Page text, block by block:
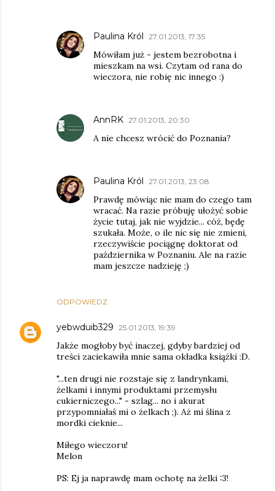
ODPOWIEDZ
Paulina Król 27.01.2013, 17:35
Mówiłam już - jestem bezrobotna i
mieszkam na wsi. Czytam od rana do
wieczora, nie robię nic innego :)
AnnRK 27.01.2013, 20:30
A nie chcesz wrócić do Poznania?
Paulina Król 27.01.2013, 23:08
Prawdę mówiąc nie mam do czego tam
wracać. Na razie próbuję ułożyć sobie
życie tutaj, jak nie wyjdzie... cóż, będę
szukała. Może, o ile nic się nie zmieni,
rzeczywiście pociągnę doktorat od
października w Poznaniu. Ale na razie
mam jeszcze nadzieję ;)
yebwduib329 25.01.2013, 19:39
Jakże mogłoby być inaczej, gdyby bardziej od
treści zaciekawiła mnie sama okładka książki :D.
"...ten drugi nie rozstaje się z landrynkami,
żelkami i innymi produktami przemysłu
cukierniczego..." - szlag... no i akurat
przypomniałaś mi o żelkach ;). Aż mi ślina z
mordki cieknie...
Miłego wieczoru!
Melon
PS: Ej ja naprawdę mam ochotę na żelki :3!